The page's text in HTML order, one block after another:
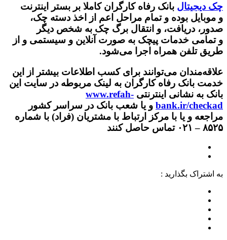
چک دیجیتال بانک رفاه کارگران کاملا بر بستر اینترنت
و موبایل بوده و تمام مراحل اعم از اخذ دسته چک،
صدور، دریافت، و انتقال برگ چک به شخص دیگر
و تمامی خدمات پیچک به صورت آنلاین و سیستمی و از
طریق تلفن همراه اجرا می‌شود.
علاقه‌مندان می‌توانند برای کسب اطلاعات بیشتر از این
خدمت بانک رفاه کارگران به لینک مربوطه در سایت این
بانک به نشانی اینترنتی www.refah-
bank.ir/checkad و یا شعب بانک در سراسر کشور
مراجعه و یا با مرکز ارتباط با مشتریان (فراد) با شماره
۸۵۲۵ – ۰۲۱ تماس حاصل کنند
به اشتراک بگذارید :